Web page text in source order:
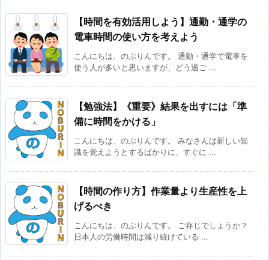
【時間を有効活用しよう】通勤・通学の
電車時間の使い方を考えよう
こんにちは、のぶりんです。 通勤・通学で電車を
使う人が多いと思いますが、どう過ご ...
【勉強法】《重要》結果を出すには「準
備に時間をかける」
こんにちは、のぶりんです。 みなさんは新しい知
識を覚えようとするばかりに、すぐに ...
【時間の作り方】作業量より生産性を上
げるべき
こんにちは、のぶりんです。 ご存じでしょうか？
日本人の労働時間は減り続けている ...